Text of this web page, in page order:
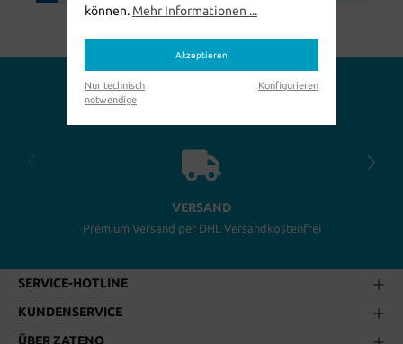
Warum bei uns einkaufen?
VERSAND
Premium Versand per DHL Versandkostenfrei
SERVICE-HOTLINE
KUNDENSERVICE
ÜBER ZATENO
können. Mehr Informationen ...
Akzeptieren
Nur technisch
notwendige
Konfigurieren